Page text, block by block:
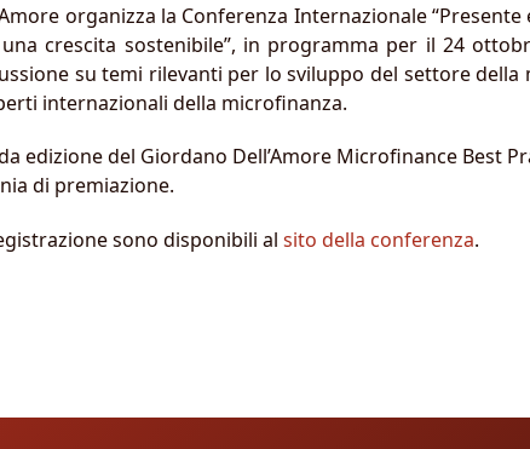
organizza la Conferenza Internazionale
crescita sostenibile”, in programma per il 24
su temi rilevanti per lo sviluppo del settore
internazionali della microfinanza.
edizione del Giordano Dell’Amore Microfinance Best
di premiazione.
sono disponibili al sito della conferenza.